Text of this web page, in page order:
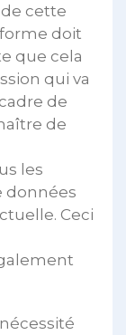
cette
doit
que cela
qui va
de
de
les
données
Ceci